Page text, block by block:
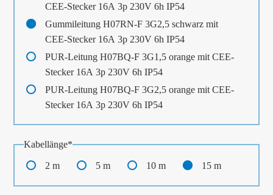
CEE-Stecker 16A 3p 230V 6h IP54
Gummileitung H07RN-F 3G2,5 schwarz mit
CEE-Stecker 16A 3p 230V 6h IP54
PUR-Leitung H07BQ-F 3G1,5 orange mit CEE-
Stecker 16A 3p 230V 6h IP54
PUR-Leitung H07BQ-F 3G2,5 orange mit CEE-
Stecker 16A 3p 230V 6h IP54
Pflichtfeld
Kabellänge*
2 m 5 m 10 m 15 m